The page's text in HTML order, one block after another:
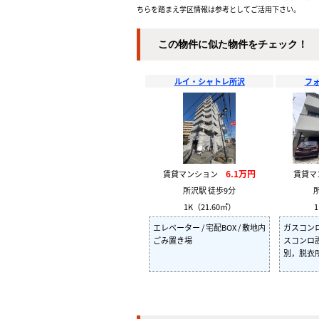
ちらを踏まえ学区情報は参考としてご活用下さい。
この物件に似た物件をチェック！
ルイ・シャトレ所沢
賃貸マンション 6.1万円
所沢駅 徒歩9分
1K（21.60㎡）
エレベーター / 宅配BOX / 敷地内
ごみ置き場
フ
賃貸
ガスコン
スコンロ
別，脱衣